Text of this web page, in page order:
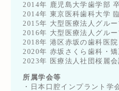
2014年 鹿児島大学歯学部
2014年 東京医科歯科大学
2015年 大型医療法人グル
2016年 大型医療法人グル
2018年 港区赤坂の歯科医
2020年 赤坂さくら歯科・
2023年 医療法人社団桜麗
所属学会等
・日本口腔インプラント学